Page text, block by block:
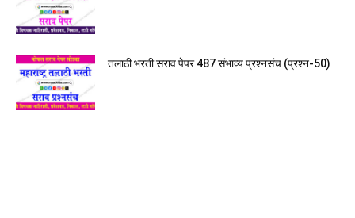
तलाठी भरती सराव पेपर 487 संभाव्य प्रश्नसंच (प्रश्न-50)